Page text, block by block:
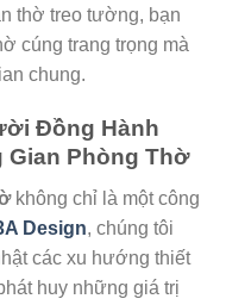
thờ treo tường, bạn
cúng trang trọng mà
chung.
Đồng Hành
Gian Phòng Thờ
không chỉ là một công
Design, chúng tôi
các xu hướng thiết
huy những giá trị